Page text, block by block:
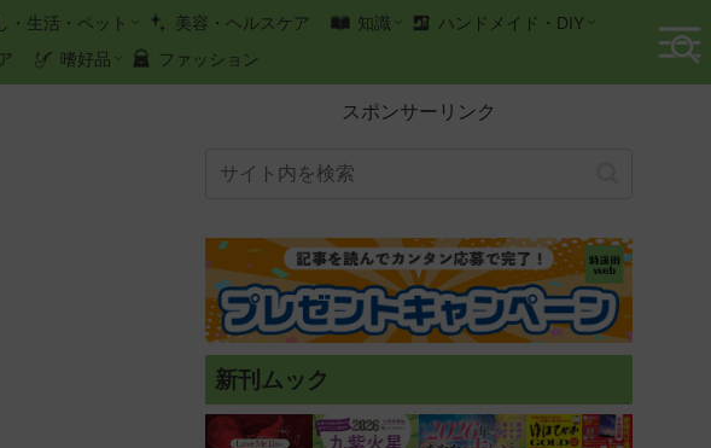
・生活・ペット 美容・ヘルスケア 知識
ハンドメイド・DIY
嗜好品 ファッション
スポンサーリンク
新刊ムック